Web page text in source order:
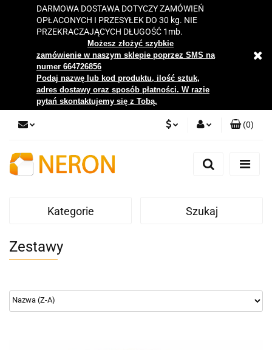
DARMOWA DOSTAWA DOTYCZY ZAMÓWIEŃ
OPŁACONYCH I PRZESYŁEK DO 30 kg. NIE
PRZEKRACZAJĄCYCH DŁUGOŚĆ 1mb.
Możesz złożyć szybkie
zamówienie w naszym sklepie poprzez SMS na
numer 664726856
Podaj nazwę lub kod produktu, ilość sztuk,
adres dostawy oraz sposób płatności. W razie
pytań skontaktujemy się z Tobą.
Zaloguj się
Zgody cookies
(0)
Kategorie Szukaj
Zestawy